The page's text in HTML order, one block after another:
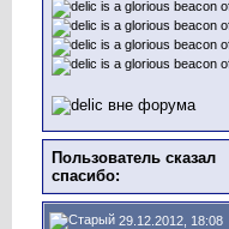
Пользователь сказал
cпасибо:
29.12.2012, 18:08